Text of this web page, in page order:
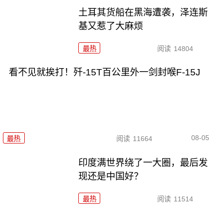
土耳其货船在黑海遭袭，泽连斯
基又惹了大麻烦
最热 阅读 14804
看不见就挨打！歼-15T百公里外一剑封喉F-15J
最热 阅读 11664 08-05
印度满世界绕了一大圈，最后发
现还是中国好？
最热 阅读 11514